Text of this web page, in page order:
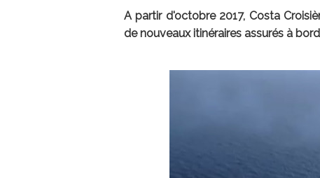
A partir d'octobre 2017, Costa
de nouveaux itinéraires assurés à